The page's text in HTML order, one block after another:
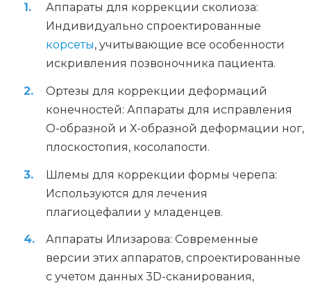
Аппараты для коррекции сколиоза:
Индивидуально спроектированные
корсеты, учитывающие все особенности
искривления позвоночника пациента.
Ортезы для коррекции деформаций
конечностей: Аппараты для исправления
О-образной и Х-образной деформации ног,
плоскостопия, косолапости.
Шлемы для коррекции формы черепа:
Используются для лечения
плагиоцефалии у младенцев.
Аппараты Илизарова: Современные
версии этих аппаратов, спроектированные
с учетом данных 3D-сканирования,